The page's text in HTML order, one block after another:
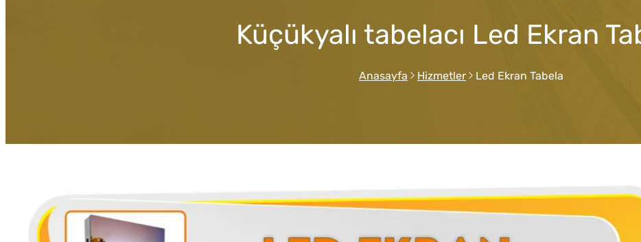
Küçükyalı tabelacı Led Ekran
Anasayfa Hizmetler Led Ekran Tabela